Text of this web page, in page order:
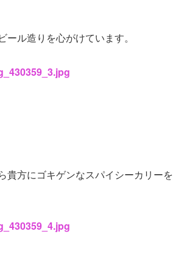
ル造りを心がけています。
貴方にゴキゲンなスパイシーカリーを